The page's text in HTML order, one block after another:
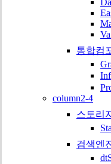
통합컴
column2-4
스토리지
검색엔